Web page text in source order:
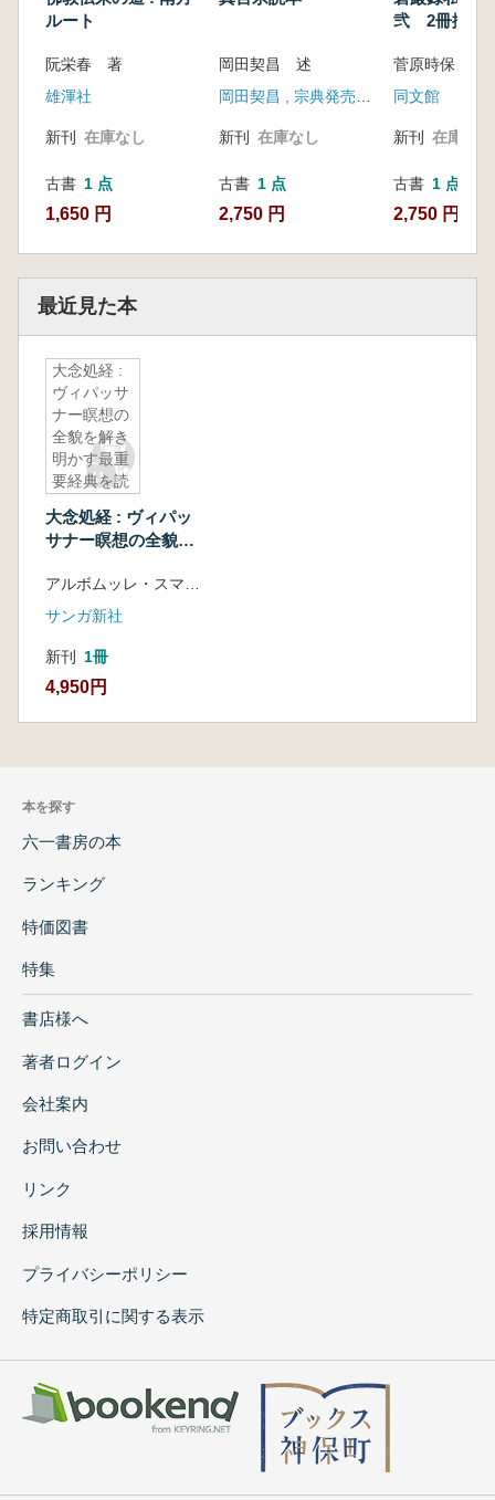
ルート
阮栄春 著
雄渾社
新刊 在庫なし
古書 1 点
1,650 円
岡田契昌 述
岡田契昌 , 宗典発売所(発売)
新刊 在庫なし
古書 1 点
2,750 円
弐 2冊揃
菅原時保 著
同文館
新刊 在庫なし
古書 1 点
2,750 円
最近見た本
大念処経 :
ヴィパッサ
ナー瞑想の
全貌を解き
明かす最重
要経典を読
大念処経 : ヴィパッ
サナー瞑想の全貌を
典を読む
アルボムッレ・スマナサーラ 著
サンガ新社
新刊 1冊
4,950円
本を探す
六一書房の本
ランキング
特価図書
特集
書店様へ
著者ログイン
会社案内
お問い合わせ
リンク
採用情報
プライバシーポリシー
特定商取引に関する表示